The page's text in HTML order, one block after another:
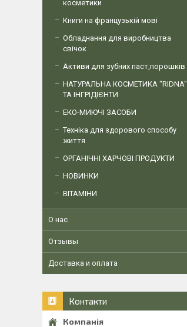
косметики
Книги на французькій мові
Обладнання для виробництва
свічок
Активи для зубних паст,порошків
НАТУРАЛЬНА КОСМЕТИКА "RIDNA"
ТА ІНГРІДІЄНТИ
ЕКО-МИЮЧІ ЗАСОБИ
Техніка для здорового способу
життя
ОРГАНІЧНІ ХАРЧОВІ ПРОДУКТИ
НОВИНКИ
ВІТАМІНИ
О нас
Отзывы
Доставка и оплата
Контакти